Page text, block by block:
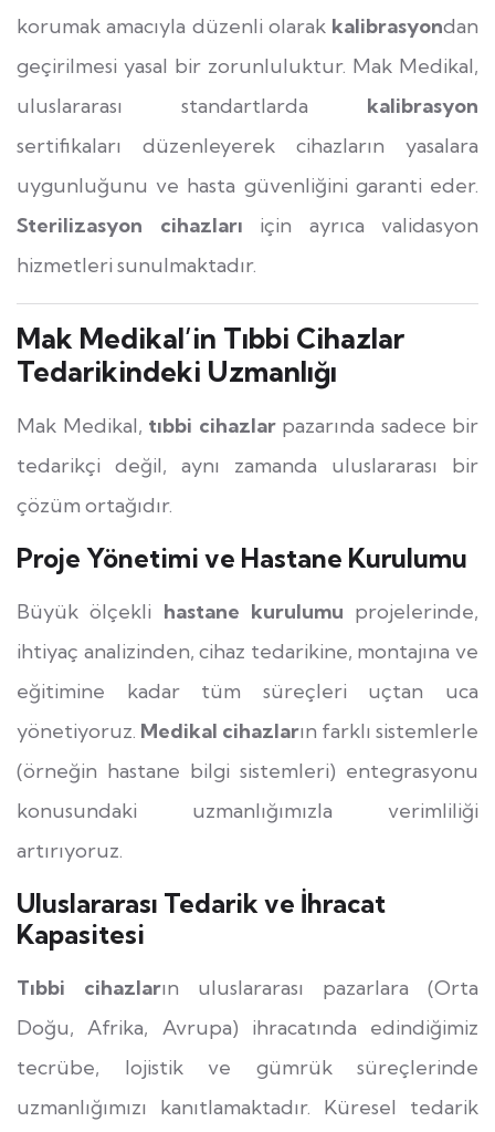
korumak amacıyla düzenli olarak kalibrasyondan
geçirilmesi yasal bir zorunluluktur. Mak Medikal,
uluslararası standartlarda kalibrasyon
sertifikaları düzenleyerek cihazların yasalara
uygunluğunu ve hasta güvenliğini garanti eder.
Sterilizasyon cihazları için ayrıca validasyon
hizmetleri sunulmaktadır.
Mak Medikal’in Tıbbi Cihazlar
Tedarikindeki Uzmanlığı
Mak Medikal, tıbbi cihazlarpazarında sadece bir
tedarikçi değil, aynı zamanda uluslararası bir
çözüm ortağıdır.
Proje Yönetimi ve Hastane Kurulumu
Büyük ölçekli hastane kurulumu projelerinde,
ihtiyaç analizinden, cihaz tedarikine, montajına ve
eğitimine kadar tüm süreçleri uçtan uca
yönetiyoruz. Medikal cihazların farklı sistemlerle
(örneğin hastane bilgi sistemleri) entegrasyonu
konusundaki uzmanlığımızla verimliliği
artırıyoruz.
Uluslararası Tedarik ve İhracat
Kapasitesi
Tıbbi cihazların uluslararası pazarlara (Orta
Doğu, Afrika, Avrupa) ihracatında edindiğimiz
tecrübe, lojistik ve gümrük süreçlerinde
uzmanlığımızı kanıtlamaktadır. Küresel tedarik